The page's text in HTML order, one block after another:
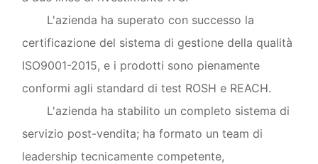
L'azienda ha superato con successo la
certificazione del sistema di gestione della qualità
ISO9001-2015, e i prodotti sono pienamente
conformi agli standard di test ROSH e REACH.
L'azienda ha stabilito un completo sistema di
servizio post-vendita; ha formato un team di
leadership tecnicamente competente,